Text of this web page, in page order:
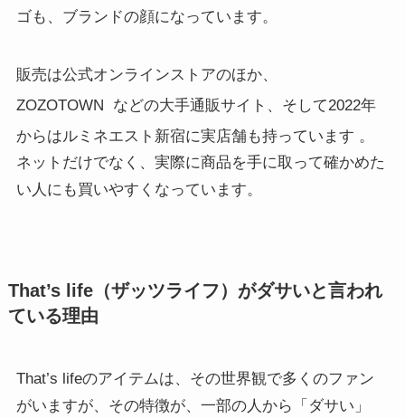
ゴも、ブランドの顔になっています。
販売は公式オンラインストアのほか、
ZOZOTOWN
などの大手通販サイト、そして2022年
からはルミネエスト新宿に実店舗も持っています 。
ネットだけでなく、実際に商品を手に取って確かめた
い人にも買いやすくなっています。
That’s life（ザッツライフ）がダサいと言われ
ている理由
That’s lifeのアイテムは、その世界観で多くのファン
がいますが、その特徴が、一部の人から「ダサい」